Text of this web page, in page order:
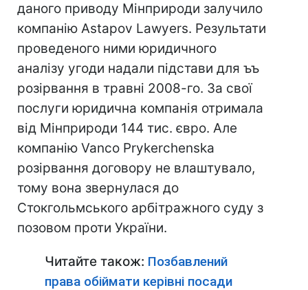
даного приводу Мінприроди залучило
компанію Astapov Lawyers. Результати
проведеного ними юридичного
аналізу угоди надали підстави для ъъ
розірвання в травні 2008-го. За свої
послуги юридична компанія отримала
від Мінприроди 144 тис. євро. Але
компанію Vanco Prykerchenska
розірвання договору не влаштувало,
тому вона звернулася до
Стокгольмського арбітражного суду з
позовом проти України.
Читайте також: Позбавлений
права обіймати керівні посади